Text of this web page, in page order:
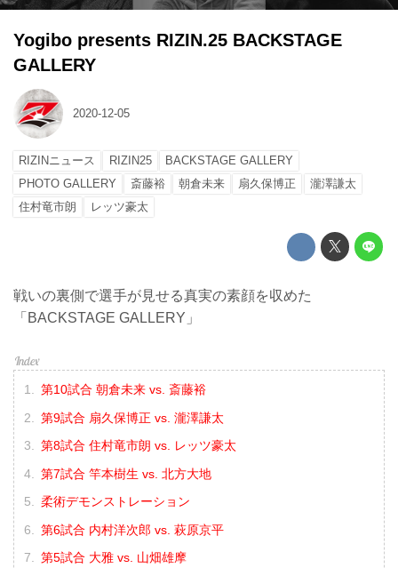
Yogibo presents RIZIN.25 BACKSTAGE
GALLERY
2020-12-05
RIZINニュース RIZIN25
BACKSTAGE GALLERY
PHOTO GALLERY
斎藤裕 朝倉未来 扇久保博正
瀧澤謙太
住村竜市朗
レッツ豪太
戦いの裏側で選手が見せる真実の素顔を収めた
「BACKSTAGE GALLERY」
第10試合 朝倉未来 vs. 斎藤裕
第9試合 扇久保博正 vs. 瀧澤謙太
第8試合 住村竜市朗 vs. レッツ豪太
第7試合 竿本樹生 vs. 北方大地
柔術デモンストレーション
第6試合 内村洋次郎 vs. 萩原京平
第5試合 大雅 vs. 山畑雄摩